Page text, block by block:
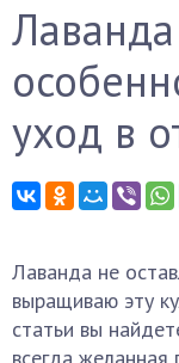
уход в
Лаванда не
выращиваю эту
статьи вы